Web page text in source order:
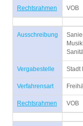
Rechtsrahmen VOB
Ausschreibung
Vergabestelle Stadt
Verfahrensart
Rechtsrahmen VOB